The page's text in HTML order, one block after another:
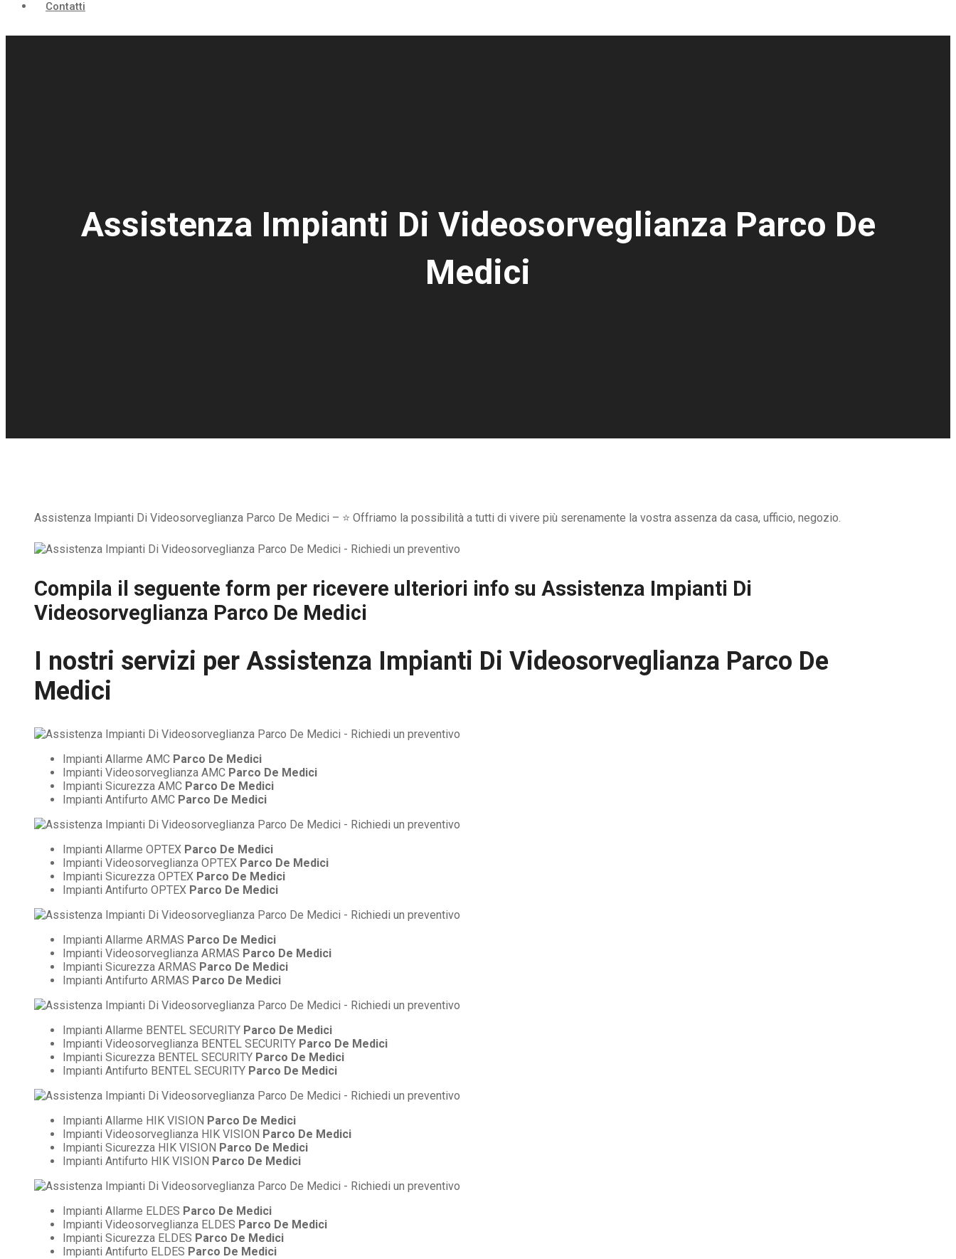
Contatti
Assistenza Impianti Di Videosorveglianza Parco De
Medici
Assistenza Impianti Di Videosorveglianza Parco De Medici – ⭐ Offriamo la possibilità a tutti di vivere più serenamente la vostra assenza da casa, ufficio, negozio.
Compila il seguente form per ricevere ulteriori info su Assistenza Impianti Di
Videosorveglianza Parco De Medici
I nostri servizi per Assistenza Impianti Di Videosorveglianza Parco De
Medici
Impianti Allarme AMC Parco De Medici
Impianti Videosorveglianza AMC Parco De Medici
Impianti Sicurezza AMC Parco De Medici
Impianti Antifurto AMC Parco De Medici
Impianti Allarme OPTEX Parco De Medici
Impianti Videosorveglianza OPTEX Parco De Medici
Impianti Sicurezza OPTEX Parco De Medici
Impianti Antifurto OPTEX Parco De Medici
Impianti Allarme ARMAS Parco De Medici
Impianti Videosorveglianza ARMAS Parco De Medici
Impianti Sicurezza ARMAS Parco De Medici
Impianti Antifurto ARMAS Parco De Medici
Impianti Allarme BENTEL SECURITY Parco De Medici
Impianti Videosorveglianza BENTEL SECURITY Parco De Medici
Impianti Sicurezza BENTEL SECURITY Parco De Medici
Impianti Antifurto BENTEL SECURITY Parco De Medici
Impianti Allarme HIK VISION Parco De Medici
Impianti Videosorveglianza HIK VISION Parco De Medici
Impianti Sicurezza HIK VISION Parco De Medici
Impianti Antifurto HIK VISION Parco De Medici
Impianti Allarme ELDES Parco De Medici
Impianti Videosorveglianza ELDES Parco De Medici
Impianti Sicurezza ELDES Parco De Medici
Impianti Antifurto ELDES Parco De Medici